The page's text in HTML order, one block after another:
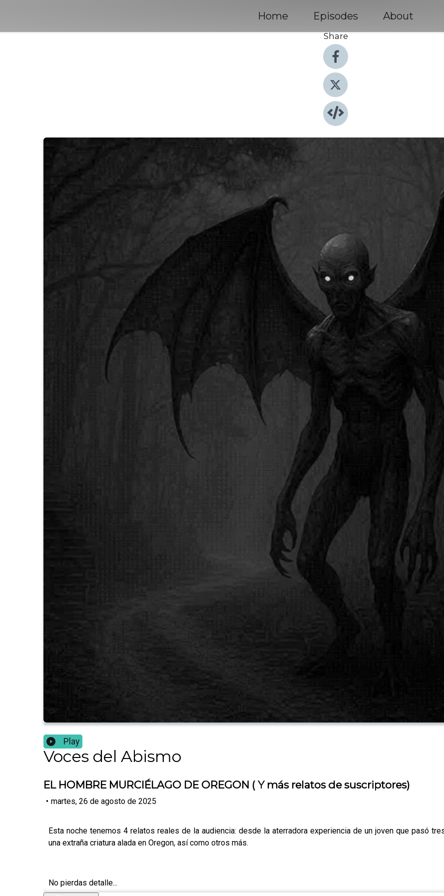
Home Episodes About
Share
Play
Voces del Abismo
EL HOMBRE MURCIÉLAGO DE OREGON ( Y más relatos de suscriptores)
• martes, 26 de agosto de 2025
Esta noche tenemos 4 relatos reales de la audiencia: desde la aterradora experiencia de un joven que pasó
una extraña criatura alada en Oregon, así como otros más.
No pierdas detalle...